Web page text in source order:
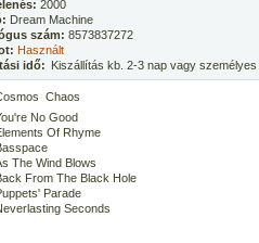
2000
Dream Machine
szám: 8573837272
Használt
idő: Kiszállítás kb. 2-3 nap vagy
 Chaos
No Good
Of Rhyme
The Wind Blows
From The Black Hole
Parade
Seconds